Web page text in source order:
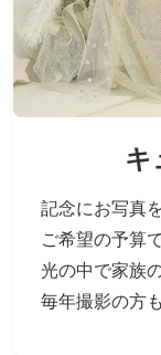
キ
記念にお写真
ご希望の予算
光の中で家族
毎年撮影の方